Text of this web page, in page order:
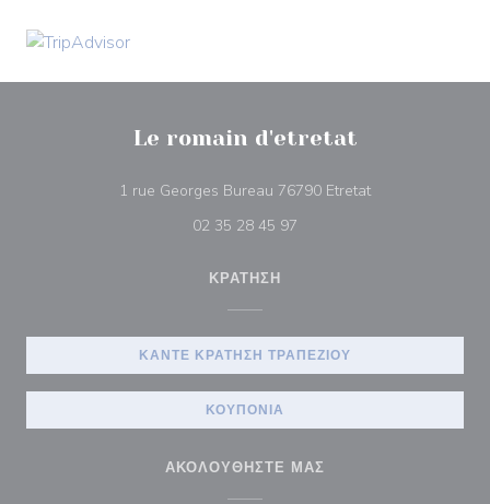
Le romain d'etretat
1 rue Georges Bureau 76790 Etretat((ανοίγει σε νέο
02 35 28 45 97
ΚΡΆΤΗΣΗ
ΚΆΝΤΕ ΚΡΆΤΗΣΗ ΤΡΑΠΕΖΙΟΎ
ΚΟΥΠΌΝΙΑ
ΑΚΟΛΟΥΘΉΣΤΕ ΜΑΣ